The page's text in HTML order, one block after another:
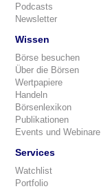
Podcasts
Newsletter
Wissen
Börse besuchen
Über die Börsen
Wertpapiere
Handeln
Börsenlexikon
Publikationen
Events und Webinare
Services
Watchlist
Portfolio